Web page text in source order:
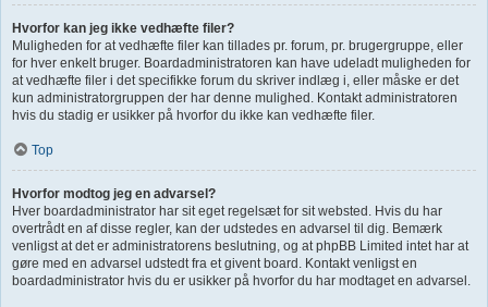
Hvorfor kan jeg ikke vedhæfte filer?
Muligheden for at vedhæfte filer kan tillades pr. forum, pr. brugergruppe, eller
for hver enkelt bruger. Boardadministratoren kan have udeladt muligheden for
at vedhæfte filer i det specifikke forum du skriver indlæg i, eller måske er det
kun administratorgruppen der har denne mulighed. Kontakt administratoren
hvis du stadig er usikker på hvorfor du ikke kan vedhæfte filer.
Top
Hvorfor modtog jeg en advarsel?
Hver boardadministrator har sit eget regelsæt for sit websted. Hvis du har
overtrådt en af disse regler, kan der udstedes en advarsel til dig. Bemærk
venligst at det er administratorens beslutning, og at phpBB Limited intet har at
gøre med en advarsel udstedt fra et givent board. Kontakt venligst en
boardadministrator hvis du er usikker på hvorfor du har modtaget en advarsel.